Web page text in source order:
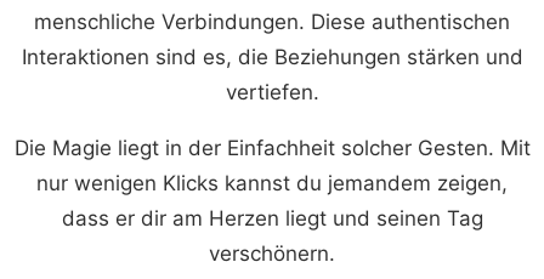
menschliche Verbindungen. Diese authentischen
Interaktionen sind es, die Beziehungen stärken und
vertiefen.
Die Magie liegt in der Einfachheit solcher Gesten. Mit
nur wenigen Klicks kannst du jemandem zeigen,
dass er dir am Herzen liegt und seinen Tag
verschönern.